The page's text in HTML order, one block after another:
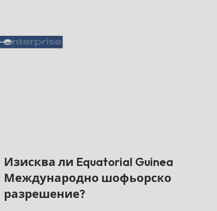
Изисква ли Equatorial Guinea
Международно шофьорско
разрешение?